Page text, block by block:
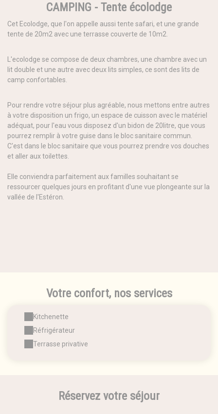
CAMPING - Tente écolodge
Cet Ecolodge, que l'on appelle aussi tente safari, et une grande
tente de 20m2 avec une terrasse couverte de 10m2.
L'ecolodge se compose de deux chambres, une chambre avec un
lit double et une autre avec deux lits simples, ce sont des lits de
camp confortables.
Pour rendre votre séjour plus agréable, nous mettons entre autres
à votre disposition un frigo, un espace de cuisson avec le matériel
adéquat, pour l'eau vous disposez d'un bidon de 20litre, que vous
pourrez remplir à votre guise dans le bloc sanitaire commun.
C'est dans le bloc sanitaire que vous pourrez prendre vos douches
et aller aux toilettes.
Elle conviendra parfaitement aux familles souhaitant se
ressourcer quelques jours en profitant d'une vue plongeante sur la
vallée de l'Estéron.
Votre confort, nos services
Kitchenette
Réfrigérateur
Terrasse privative
Réservez votre séjour